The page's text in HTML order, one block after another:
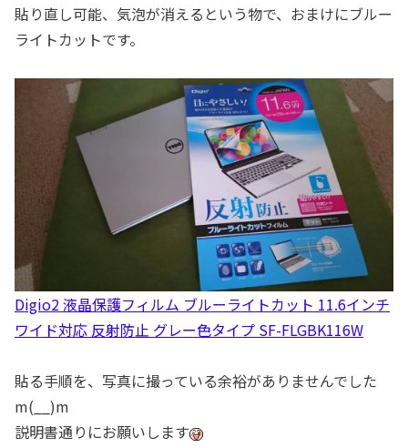
貼り直し可能、気泡が消えるという物で、おまけにブルー
ライトカットです。
Digio2 液晶保護フィルム ブルーライトカット 11.6インチ
ワイド対応 反射防止 グレー色タイプ SF-FLGBK116W
貼る手順を、写真に撮っている余裕がありませんでした
m(__)m
説明書通りにお願いします